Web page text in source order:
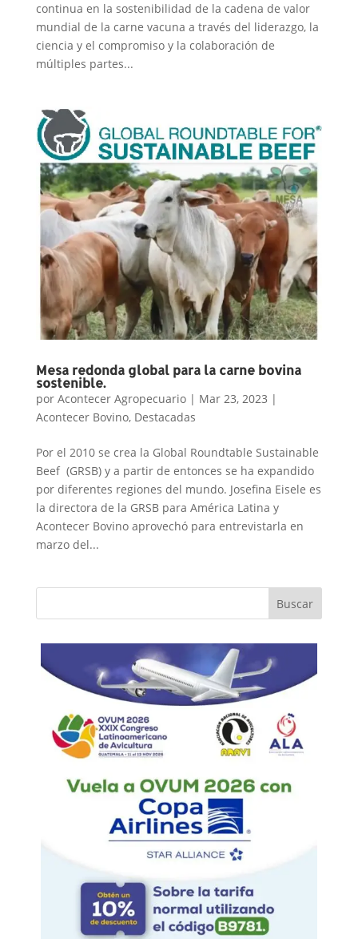
continua en la sostenibilidad de la cadena de valor
mundial de la carne vacuna a través del liderazgo, la
ciencia y el compromiso y la colaboración de
múltiples partes...
Mesa redonda global para la carne bovina
sostenible.
por Acontecer Agropecuario| Mar 23, 2023 |
Acontecer Bovino, Destacadas
Por el 2010 se crea la Global Roundtable Sustainable
Beef (GRSB) y a partir de entonces se ha expandido
por diferentes regiones del mundo. Josefina Eisele es
la directora de la GRSB para América Latina y
Acontecer Bovino aprovechó para entrevistarla en
marzo del...
Buscar